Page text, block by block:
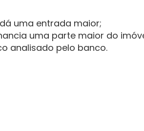
uma entrada maior;
uma parte maior do
analisado pelo banco.